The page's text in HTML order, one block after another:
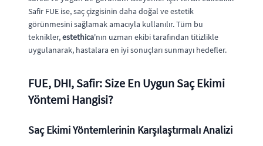
Safir FUE ise, saç çizgisinin daha doğal ve estetik
görünmesini sağlamak amacıyla kullanılır. Tüm bu
teknikler,estethica'nın uzman ekibi tarafından titizlikle
uygulanarak, hastalara en iyi sonuçları sunmayı hedefler.
FUE, DHI, Safir: Size En Uygun Saç Ekimi
Yöntemi Hangisi?
Saç Ekimi Yöntemlerinin Karşılaştırmalı Analizi